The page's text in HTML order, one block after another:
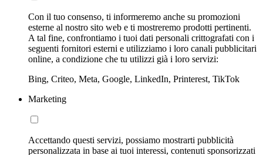
Con il tuo consenso, ti informeremo anche su promozioni
esterne al nostro sito web e ti mostreremo prodotti pertinenti.
A tal fine, confrontiamo i tuoi dati personali crittografati con i
seguenti fornitori esterni e utilizziamo i loro canali pubblicitari
online, a condizione che tu utilizzi già i loro servizi:
Bing, Criteo, Meta, Google, LinkedIn, Printerest, TikTok
Marketing
Accettando questi servizi, possiamo mostrarti pubblicità
personalizzata in base ai tuoi interessi, contenuti sponsorizzati